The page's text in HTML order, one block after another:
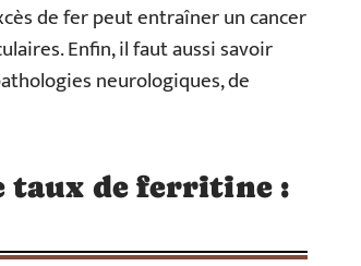
de fer peut entraîner un cancer
Enfin, il faut aussi savoir
neurologiques, de
taux de ferritine :